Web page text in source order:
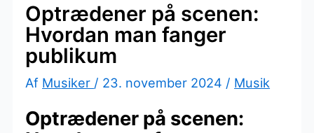
Optrædener på scenen:
Hvordan man fanger
publikum
Af Musiker / 23. november 2024 / Musik
Optrædener på scenen: